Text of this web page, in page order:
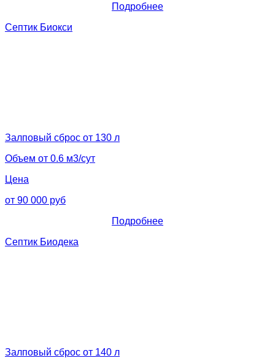
Подробнее
Септик Биокси
Залповый сброс от 130 л
Объем от 0.6 м3/сут
Цена
от 90 000 руб
Подробнее
Септик Биодека
Залповый сброс от 140 л